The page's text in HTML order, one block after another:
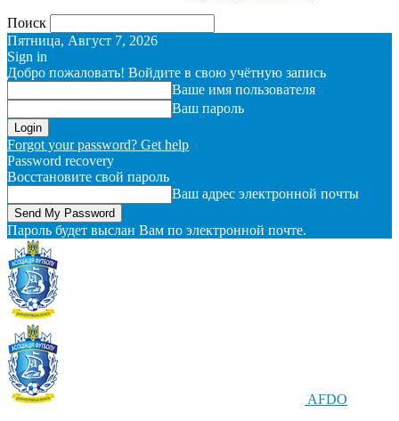
Поиск
Пятница, Август 7, 2026
Sign in
Добро пожаловать! Войдите в свою учётную запись
Ваше имя пользователя
Ваш пароль
Forgot your password? Get help
Password recovery
Восстановите свой пароль
Ваш адрес электронной почты
Пароль будет выслан Вам по электронной почте.
AFDO